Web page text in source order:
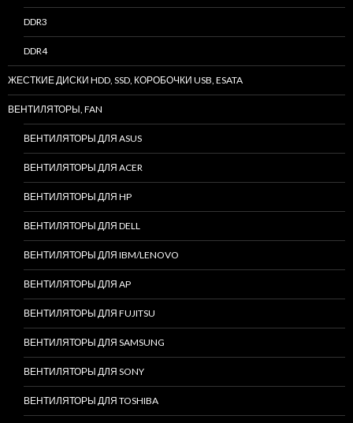
DDR3
DDR4
ЖЕСТКИЕ ДИСКИ HDD, SSD, КОРОБОЧКИ USB, ESATA
ВЕНТИЛЯТОРЫ, FAN
ВЕНТИЛЯТОРЫ ДЛЯ ASUS
ВЕНТИЛЯТОРЫ ДЛЯ ACER
ВЕНТИЛЯТОРЫ ДЛЯ HP
ВЕНТИЛЯТОРЫ ДЛЯ DELL
ВЕНТИЛЯТОРЫ ДЛЯ IBM/LENOVO
ВЕНТИЛЯТОРЫ ДЛЯ AP
ВЕНТИЛЯТОРЫ ДЛЯ FUJITSU
ВЕНТИЛЯТОРЫ ДЛЯ SAMSUNG
ВЕНТИЛЯТОРЫ ДЛЯ SONY
ВЕНТИЛЯТОРЫ ДЛЯ TOSHIBA